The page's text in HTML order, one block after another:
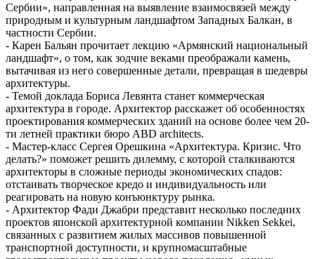
Сербии», направленная на выявление взаимосвязей между
природным и культурным ландшафтом Западных Балкан, в
частности Сербии.
- Карен Бальян прочитает лекцию «Армянский национальный
ландшафт», о том, как зодчие веками преображали камень,
вытачивая из него совершенные детали, превращая в шедевры
архитектуры.
- Темой доклада Бориса Левянта станет коммерческая
архитектура в городе. Архитектор расскажет об особенностях
проектирования коммерческих зданий на основе более чем 20-
ти летней практики бюро ABD architects.
- Мастер-класс Сергея Орешкина «Архитектура. Кризис. Что
делать?» поможет решить дилемму, с которой сталкиваются
архитекторы в сложные периоды экономических спадов:
отстаивать творческое кредо и индивидуальность или
реагировать на новую конъюнктуру рынка.
- Архитектор Фади Джабри представит несколько последних
проектов японской архитектурной компании Nikken Sekkei,
связанных с развитием жилых массивов повышенной
транспортной доступности, и крупномасштабные